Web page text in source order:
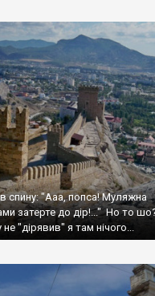
спину: "Ааа, попса! Муляжна
затерте до дір!..." Но то
"дірявив" я там нічого...